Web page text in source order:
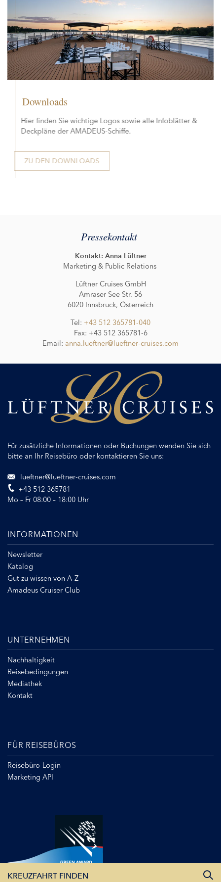
Downloads
Hier finden Sie wichtige Logos sowie alle Infoblätter &
Deckpläne der AMADEUS-Schiffe.
ZU DEN DOWNLOADS
Pressekontakt
Kontakt: Anna Lüftner
Marketing & Public Relations
Lüftner Cruises GmbH
Amraser See Str. 56
6020 Innsbruck, Österreich
Tel: +43 512 365781-040
Fax: +43 512 365781-6
Email: anna.lueftner@lueftner-cruises.com
Für zusätzliche Informationen oder Buchungen wenden Sie sich
bitte an Ihr Reisebüro oder kontaktieren Sie uns:
lueftner@lueftner-cruises.com
+43 512 365781
Mo – Fr 08:00 – 18:00 Uhr
INFORMATIONEN
Newsletter
Katalog
Gut zu wissen von A-Z
Amadeus Cruiser Club
UNTERNEHMEN
Nachhaltigkeit
Reisebedingungen
Mediathek
Kontakt
FÜR REISEBÜROS
Reisebüro-Login
Marketing API
KREUZFAHRT FINDEN